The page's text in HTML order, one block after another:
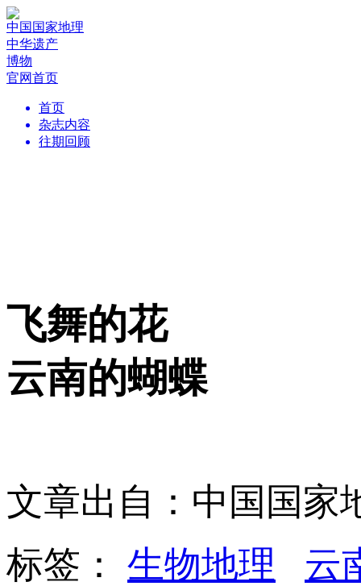
中国国家地理
中华遗产
博物
官网首页
首页
杂志内容
往期回顾
飞舞的花
云南的蝴蝶
文章出自：中国国家
标签： 生物地理
云